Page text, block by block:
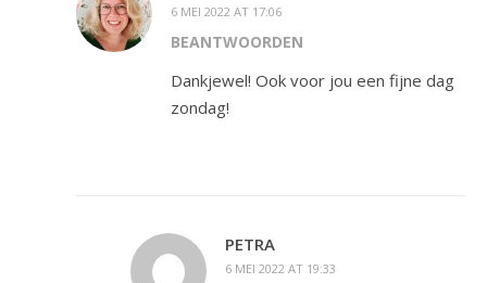
6 MEI 2022 AT 17:06
BEANTWOORDEN
Dankjewel! Ook voor jou een fijne dag
zondag!
PETRA
6 MEI 2022 AT 19:33